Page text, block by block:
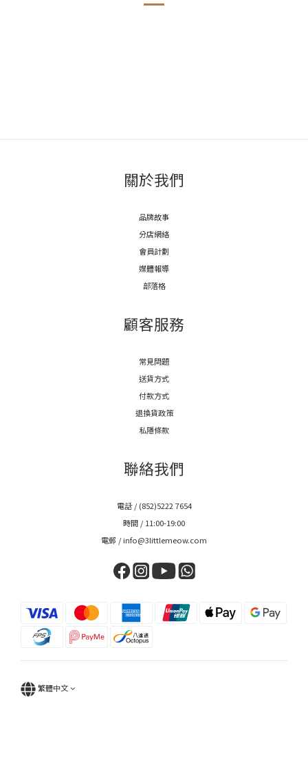
關於我們
品牌故事
分店網絡
會員計劃
媒體報導
部落格
顧客服務
常見問題
送貨方式
付款方式
退換貨政策
私隱條款
聯絡我們
電話 / (852)5222 7654
時間 / 11:00-19:00
電郵 / info@3littlemeow.com
繁體中文